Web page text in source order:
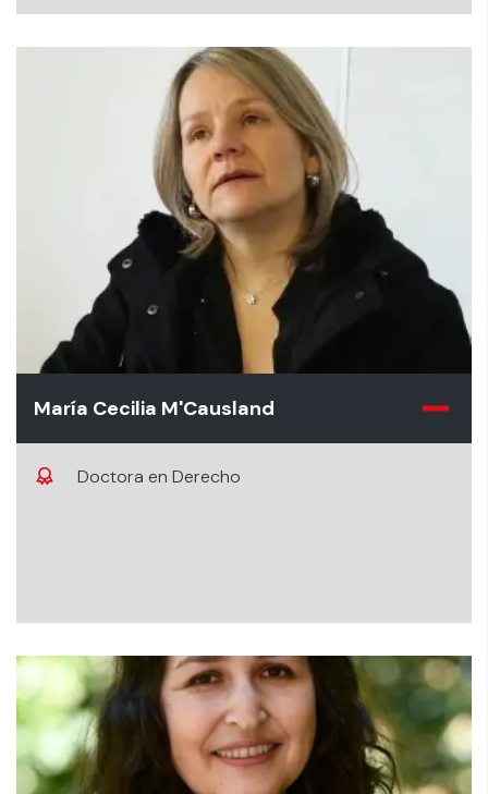
María Cecilia M'Causland
Doctora en Derecho